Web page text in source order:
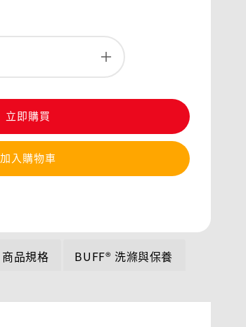
立即購買
加入購物車
商品規格
BUFF® 洗滌與保養